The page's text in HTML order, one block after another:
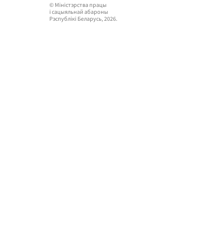
© Мiнiстэрства працы
i сацыяльнай абароны
Рэспублікі Беларусь, 2026.